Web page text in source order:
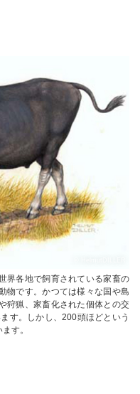
界各地で飼育されている家畜の
物です。かつては様々な国や島
狩猟、家畜化された個体との交
す。しかし、200頭ほどという
す。